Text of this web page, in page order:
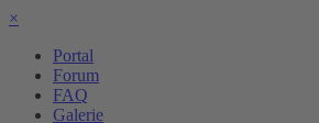
×
Portal
Forum
FAQ
Galerie